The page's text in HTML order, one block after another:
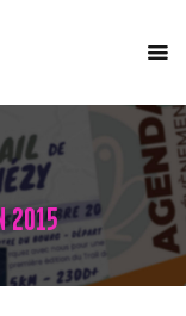
2015